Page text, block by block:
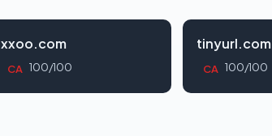
xxoo.com
CA 100/100
tinyurl.com
CA 100/100